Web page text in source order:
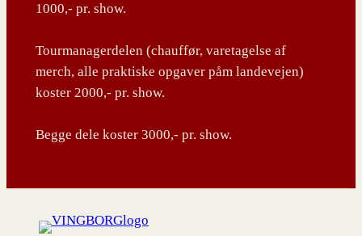
1000,- pr. show.
Tourmanagerdelen (chauffør, varetagelse af
merch, alle praktiske opgaver påm landevejen)
koster 2000,- pr. show.
Begge dele koster 3000,- pr. show.